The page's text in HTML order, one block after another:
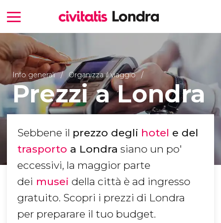
Info generali Organizza il viaggio
Prezzi a Londra
Sebbene il prezzo degli hotel e del
trasporto a Londra siano un po'
eccessivi, la maggior parte
dei musei della città è ad ingresso
gratuito. Scopri i prezzi di Londra
per preparare il tuo budget.